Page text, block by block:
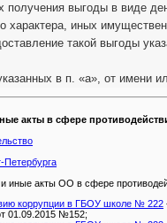
получения выгоды в виде
характера, иных
такой выгоды
в п. «а», от имени
акты в сфере
Петербурга
акты ОО в сфере
коррупции в ГБОУ школе № 222
01.09.2015 №152;